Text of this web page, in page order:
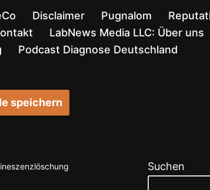
Disclaimer Pugnalom
LabNews Media LLC: Über uns
Podcast Diagnose Deutschland
speichern
Suchen